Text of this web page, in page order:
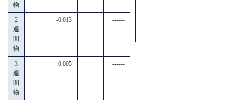
物
2
週
間
物
-0.013 ------
3
週
間
物
0.005 ------
------
------
------